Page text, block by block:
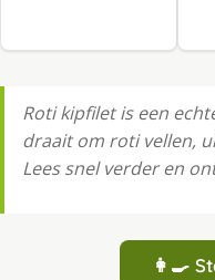
Roti kipfilet is een
draait om roti vellen,
Lees snel verder en
👩‍🍳